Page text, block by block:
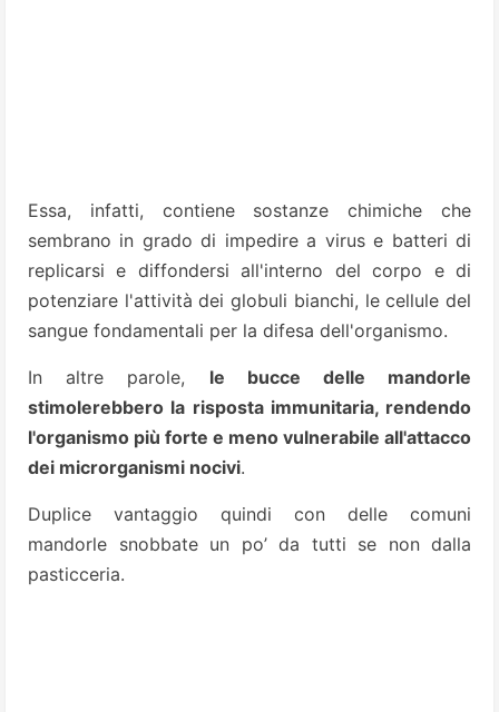
Essa, infatti, contiene sostanze chimiche che
sembrano in grado di impedire a virus e batteri di
replicarsi e diffondersi all'interno del corpo e di
potenziare l'attività dei globuli bianchi, le cellule del
sangue fondamentali per la difesa dell'organismo.
In altre parole, le bucce delle mandorle
stimolerebbero la risposta immunitaria, rendendo
l'organismo più forte e meno vulnerabile all'attacco
dei microrganismi nocivi.
Duplice vantaggio quindi con delle comuni
mandorle snobbate un po’ da tutti se non dalla
pasticceria.